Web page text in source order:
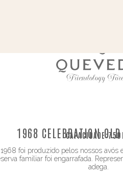
1968 CELEBRATION
CAPACIDADE:
foi produzido pelos nossos
familiar foi engarrafada.
adega.